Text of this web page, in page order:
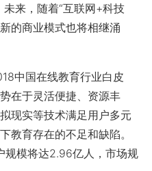
来，随着“互联网+科技
的商业模式也将相继涌
中国在线教育行业白皮
在于灵活便捷、资源丰
现实等技术满足用户多元
教育存在的不足和缺陷。
模将达2.96亿人，市场规